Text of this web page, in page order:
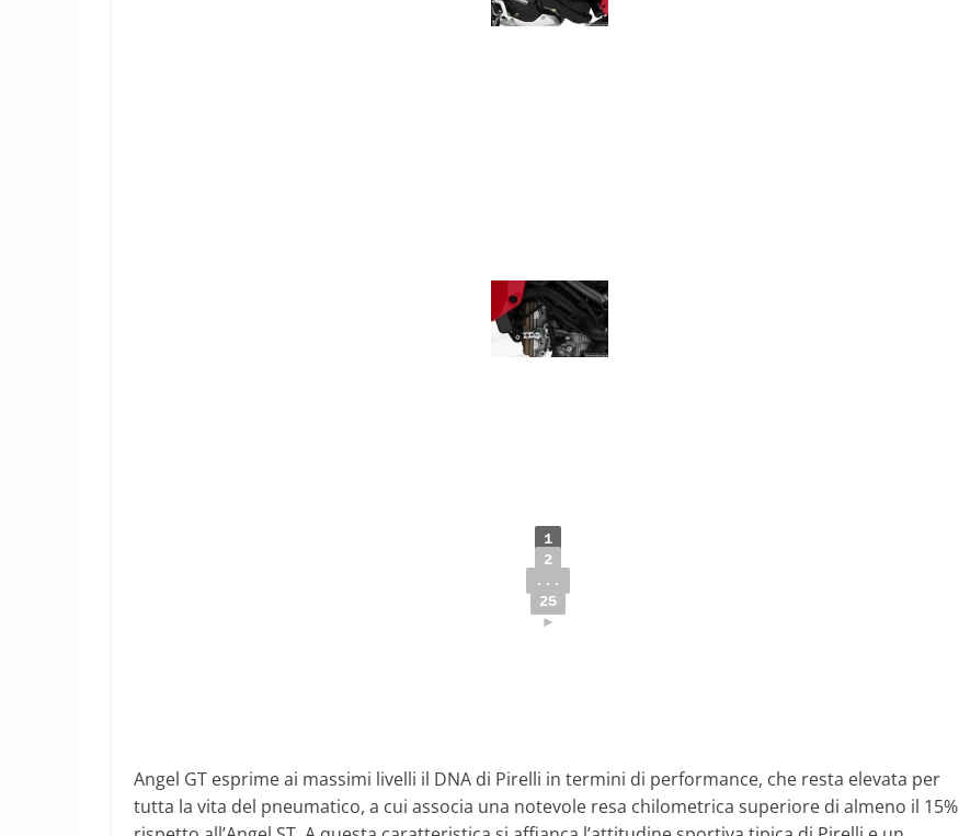
1
2
...
25
►
Angel GT esprime ai massimi livelli il DNA di Pirelli in termini di performance, che resta elevata per
tutta la vita del pneumatico, a cui associa una notevole resa chilometrica superiore di almeno il 15%